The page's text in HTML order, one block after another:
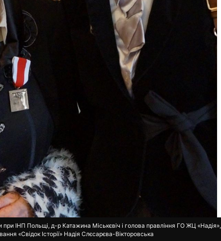
при ІНП Польщі, д-р Катажина Міськєвіч і голова правління ГО ЖЦ «Надія»,
«Свідок Історії» Надія Слєсарєва-Вікторовська